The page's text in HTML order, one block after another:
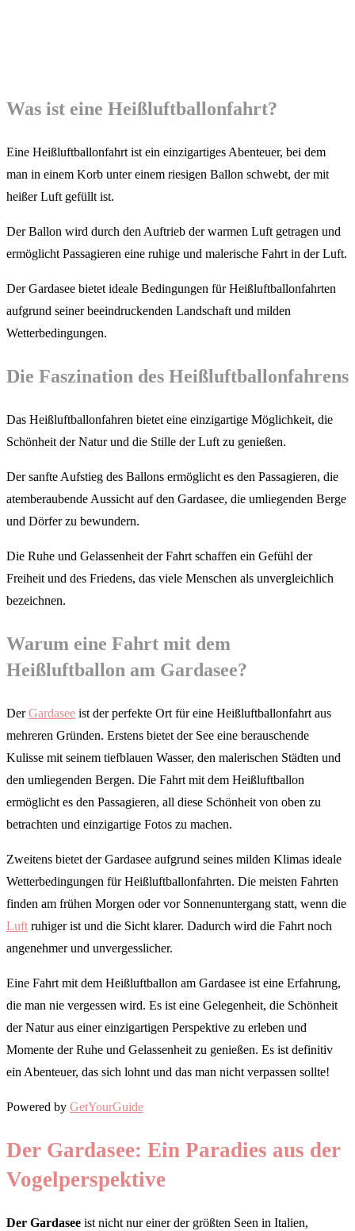
Was ist eine Heißluftballonfahrt?
Eine Heißluftballonfahrt ist ein einzigartiges Abenteuer, bei dem
man in einem Korb unter einem riesigen Ballon schwebt, der mit
heißer Luft gefüllt ist.
Der Ballon wird durch den Auftrieb der warmen Luft getragen und
ermöglicht Passagieren eine ruhige und malerische Fahrt in der Luft.
Der Gardasee bietet ideale Bedingungen für Heißluftballonfahrten
aufgrund seiner beeindruckenden Landschaft und milden
Wetterbedingungen.
Die Faszination des Heißluftballonfahrens
Das Heißluftballonfahren bietet eine einzigartige Möglichkeit, die
Schönheit der Natur und die Stille der Luft zu genießen.
Der sanfte Aufstieg des Ballons ermöglicht es den Passagieren, die
atemberaubende Aussicht auf den Gardasee, die umliegenden Berge
und Dörfer zu bewundern.
Die Ruhe und Gelassenheit der Fahrt schaffen ein Gefühl der
Freiheit und des Friedens, das viele Menschen als unvergleichlich
bezeichnen.
Warum eine Fahrt mit dem
Heißluftballon am Gardasee?
DerGardasee ist der perfekte Ort für eine Heißluftballonfahrt aus
mehreren Gründen. Erstens bietet der See eine berauschende
Kulisse mit seinem tiefblauen Wasser, den malerischen Städten und
den umliegenden Bergen. Die Fahrt mit dem Heißluftballon
ermöglicht es den Passagieren, all diese Schönheit von oben zu
betrachten und einzigartige Fotos zu machen.
Zweitens bietet der Gardasee aufgrund seines milden Klimas ideale
Wetterbedingungen für Heißluftballonfahrten. Die meisten Fahrten
finden am frühen Morgen oder vor Sonnenuntergang statt, wenn die
Luft ruhiger ist und die Sicht klarer. Dadurch wird die Fahrt noch
angenehmer und unvergesslicher.
Eine Fahrt mit dem Heißluftballon am Gardasee ist eine Erfahrung,
die man nie vergessen wird. Es ist eine Gelegenheit, die Schönheit
der Natur aus einer einzigartigen Perspektive zu erleben und
Momente der Ruhe und Gelassenheit zu genießen. Es ist definitiv
ein Abenteuer, das sich lohnt und das man nicht verpassen sollte!
Powered by GetYourGuide
Der Gardasee: Ein Paradies aus der
Vogelperspektive
Der Gardasee ist nicht nur einer der größten Seen in Italien,